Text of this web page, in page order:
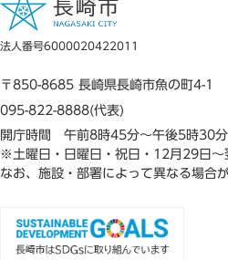
法人番号6000020422011
〒850-8685 長崎県長崎市魚の町4-1
095-822-8888(代表)
開庁時間 午前8時45分～午後5時30分
※土曜日・日曜日・祝日・12月29日～
なお、施設・部署によって異なる場合